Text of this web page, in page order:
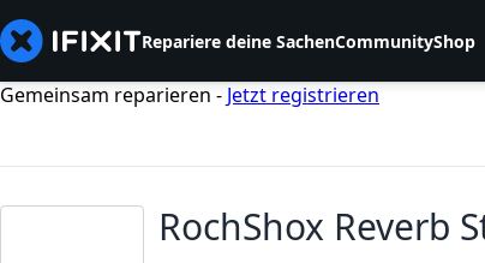
Repariere deine SachenCommunityShop
Gemeinsam reparieren - Jetzt registrieren
RochShox Reverb